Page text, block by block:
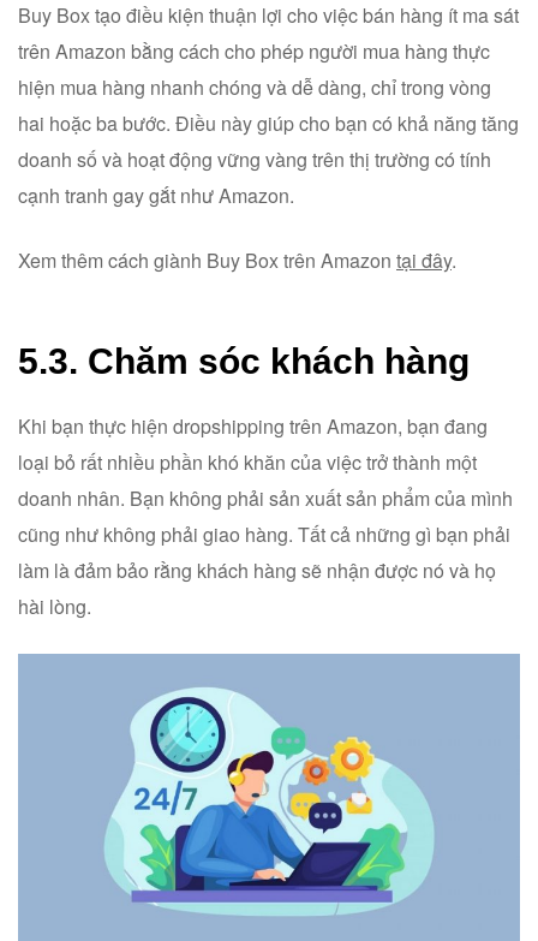
Buy Box tạo điều kiện thuận lợi cho việc bán hàng ít ma sát
trên Amazon bằng cách cho phép người mua hàng thực
hiện mua hàng nhanh chóng và dễ dàng, chỉ trong vòng
hai hoặc ba bước. Điều này giúp cho bạn có khả năng tăng
doanh số và hoạt động vững vàng trên thị trường có tính
cạnh tranh gay gắt như Amazon.
Xem thêm cách giành Buy Box trên Amazon tại đây.
5.3. Chăm sóc khách hàng
Khi bạn thực hiện dropshipping trên Amazon, bạn đang
loại bỏ rất nhiều phần khó khăn của việc trở thành một
doanh nhân. Bạn không phải sản xuất sản phẩm của mình
cũng như không phải giao hàng. Tất cả những gì bạn phải
làm là đảm bảo rằng khách hàng sẽ nhận được nó và họ
hài lòng.